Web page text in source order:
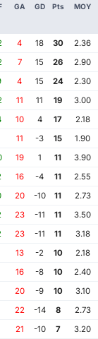
GA GD Pts MOY
4 18 30
2.36
7 15 26
2.90
4 15 24
2.30
11 11 19
3.00
10 4 17
2.18
11 -3 15
1.90
19 1 11
3.90
16 -4 11
2.55
20 -10 11
2.73
23 -11 11
3.50
23 -11 11
3.18
13 -2 10
2.18
16 -8 10
2.40
20 -9 10
3.10
22 -14 8
2.73
21 -10 7
3.20